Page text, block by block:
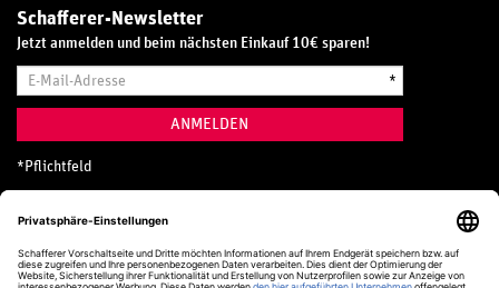
Schafferer-Newsletter
Jetzt anmelden und beim nächsten Einkauf 10€ sparen!
Mail-
*
ANMELDEN
* Pflichtfeld
Hotline
0800 20 70 300 (D)